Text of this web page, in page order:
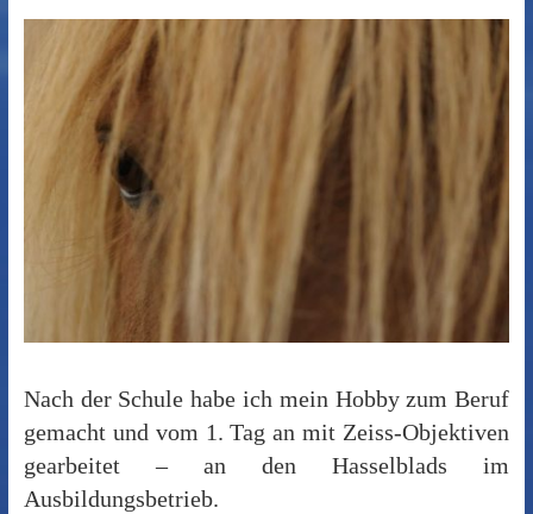
Nach der Schule habe ich mein Hobby zum Beruf
gemacht und vom 1. Tag an mit Zeiss-Objektiven
gearbeitet – an den Hasselblads im
Ausbildungsbetrieb.